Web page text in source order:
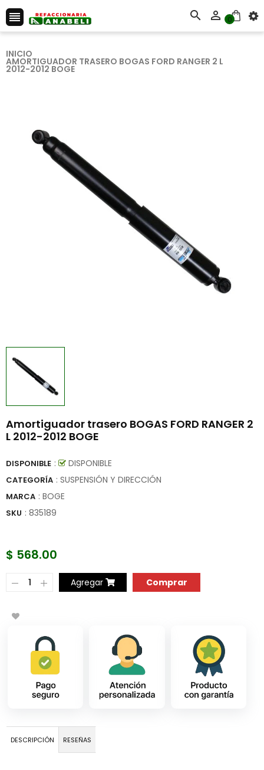
   0
INICIO
AMORTIGUADOR TRASERO BOGAS FORD RANGER 2 L
2012-2012 BOGE
Amortiguador trasero BOGAS FORD RANGER 2
L 2012-2012 BOGE
DISPONIBLE : DISPONIBLE
CATEGORÍA : SUSPENSIÓN Y DIRECCIÓN
MARCA : BOGE
SKU : 835189
$ 568.00
Agregar COMPRAR AHORA
DESCRIPCIÓN RESEÑAS